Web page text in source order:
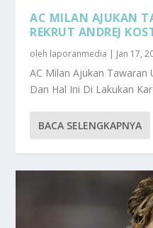
AC MILAN AJUKAN
REKRUT ANDREJ
oleh laporanmedia | Jan 17,
AC Milan Ajukan Tawaran
Dan Hal Ini Di Lakukan
BACA SELENGKAPNYA